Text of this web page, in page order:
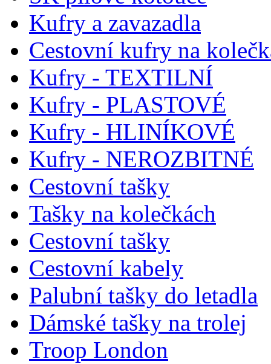
Kufry a zavazadla
Cestovní kufry na
Kufry - TEXTILNÍ
Kufry - PLASTOVÉ
Kufry - HLINÍKOVÉ
Kufry - NEROZBITNÉ
Cestovní tašky
Tašky na kolečkách
Cestovní tašky
Cestovní kabely
Palubní tašky do letadla
Dámské tašky na trolej
Troop London